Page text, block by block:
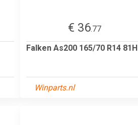
€ 36.77
Falken As200 165/70 R14 81H
Winparts.nl